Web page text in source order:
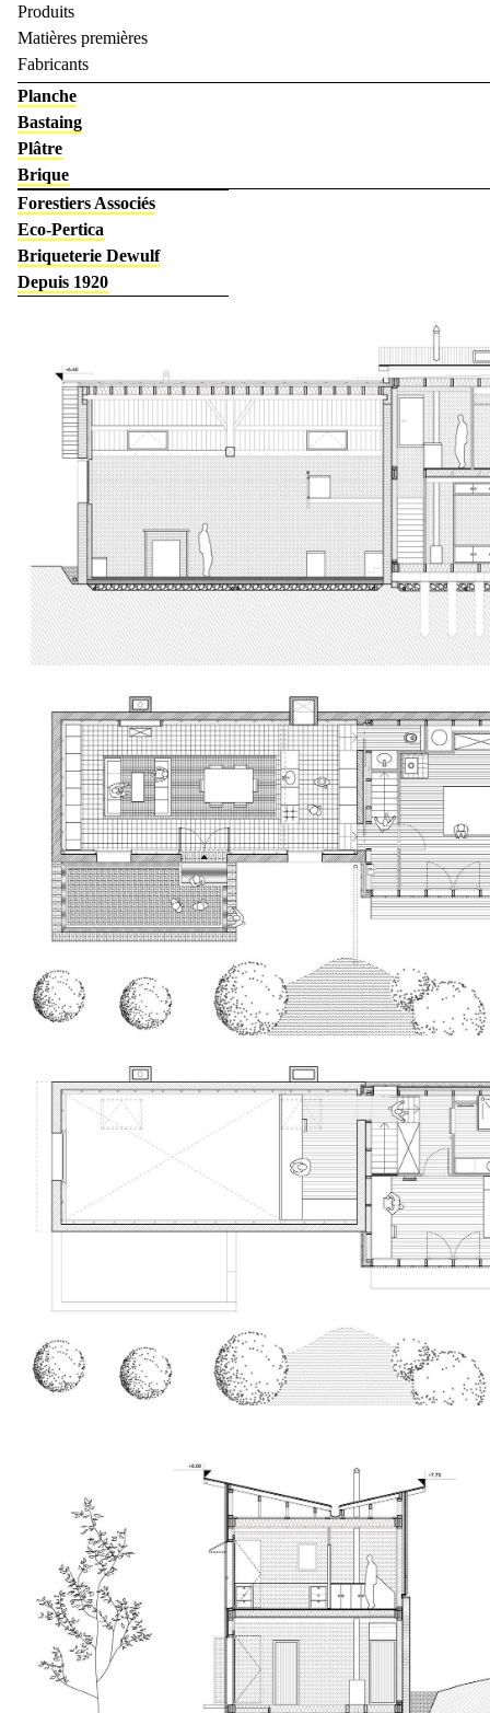
Produits
Matières premières
Fabricants
Planche
Bastaing
Plâtre
Brique
Forestiers Associés
Eco-Pertica
Briqueterie Dewulf
Depuis 1920
La Scierie
Forêt de Fontainebleau
L'Atelier de Charpenterie
Déligner